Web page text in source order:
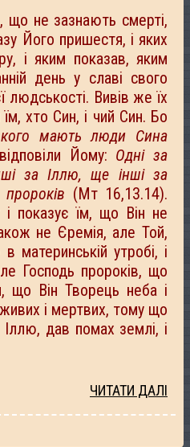
що не зазнають смерті,
Його пришестя, і яких
і яким показав, яким
день у славі свого
людськості. Вивів же їх
хто Син, і чий Син. Бо
мають люди Сина
Йому: Одні за
за Іллю, ще інші за
(Мт 16,13.14).
показує їм, що Він не
не Єремія, але Той,
материнській утробі, і
Господь пророків, що
що Він Творець неба і
і мертвих, тому що
Іллю, дав помах землі, і
ЧИТАТИ ДАЛІ